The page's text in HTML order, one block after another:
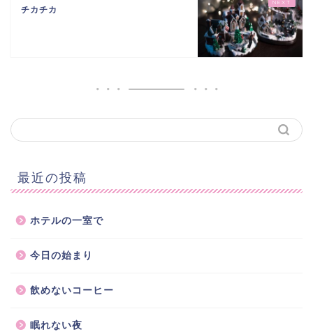
チカチカ
最近の投稿
ホテルの一室で
今日の始まり
飲めないコーヒー
眠れない夜